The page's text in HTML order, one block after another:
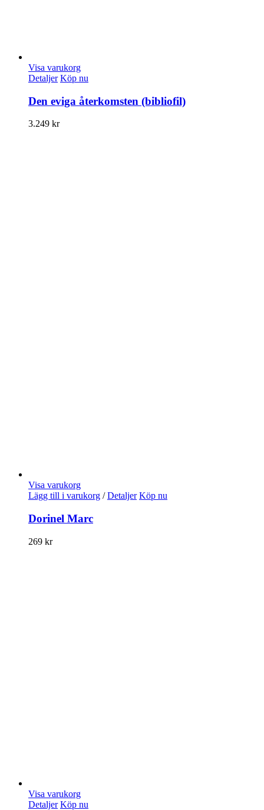
Visa varukorg
Detaljer Köp nu
Den eviga återkomsten (bibliofil)
3.249 kr
Visa varukorg
Lägg till i varukorg / Detaljer Köp nu
Dorinel Marc
269 kr
Visa varukorg
Detaljer Köp nu